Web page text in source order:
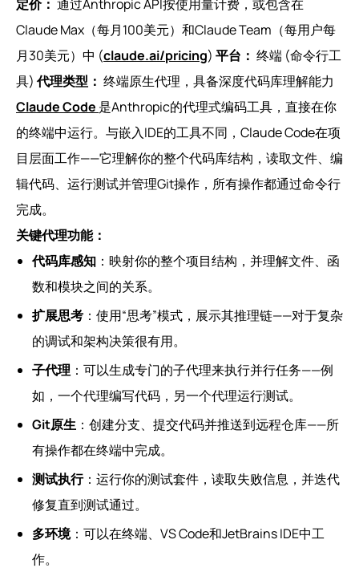
定价： 通过Anthropic API按使用量计费，或包含在
Claude Max（每月100美元）和Claude Team（每用户每
月30美元）中 (claude.ai/pricing) 平台： 终端 (命令行工
具)代理类型： 终端原生代理，具备深度代码库理解能力
Claude Code 是Anthropic的代理式编码工具，直接在你
的终端中运行。与嵌入IDE的工具不同，Claude Code在项
目层面工作——它理解你的整个代码库结构，读取文件、编
辑代码、运行测试并管理Git操作，所有操作都通过命令行
完成。
关键代理功能：
代码库感知 ：映射你的整个项目结构，并理解文件、函
数和模块之间的关系。
扩展思考 ：使用“思考”模式，展示其推理链——对于复杂
的调试和架构决策很有用。
子代理 ：可以生成专门的子代理来执行并行任务——例
如，一个代理编写代码，另一个代理运行测试。
Git原生 ：创建分支、提交代码并推送到远程仓库——所
有操作都在终端中完成。
测试执行：运行你的测试套件，读取失败信息，并迭代
修复直到测试通过。
多环境：可以在终端、VS Code和JetBrains IDE中工
作。